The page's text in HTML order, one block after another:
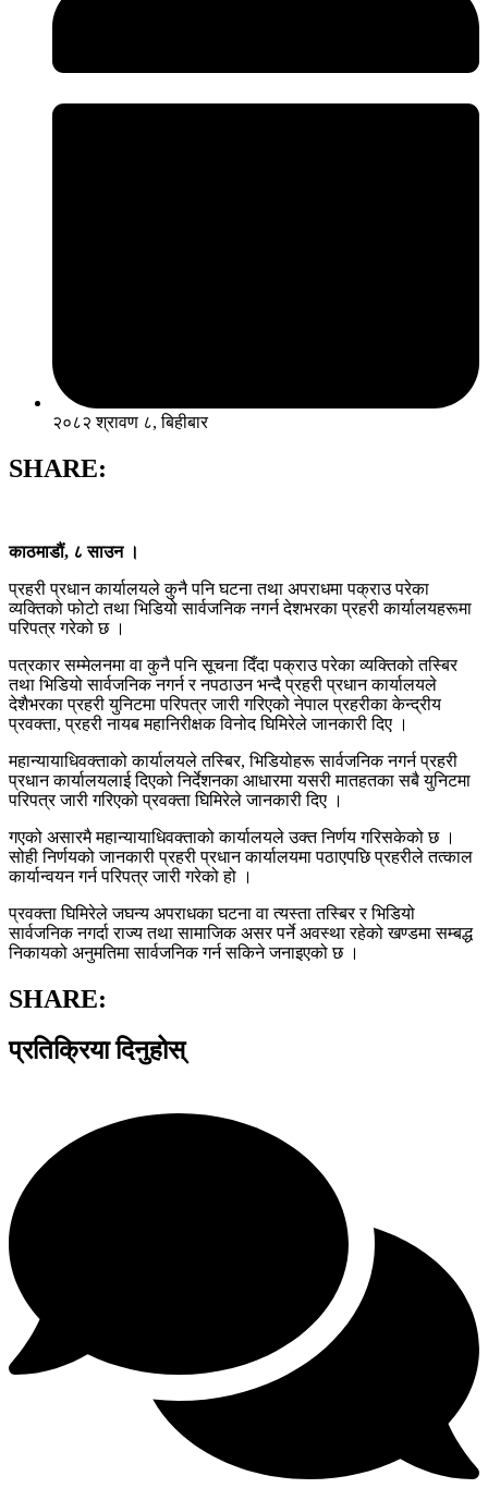
२०८२ श्रावण ८, बिहीबार
SHARE:
काठमाडौं, ८ साउन ।
प्रहरी प्रधान कार्यालयले कुनै पनि घटना तथा अपराधमा पक्राउ परेका
व्यक्तिको फोटो तथा भिडियो सार्वजनिक नगर्न देशभरका प्रहरी कार्यालयहरूमा
परिपत्र गरेको छ ।
पत्रकार सम्मेलनमा वा कुनै पनि सूचना दिँदा पक्राउ परेका व्यक्तिको तस्बिर
तथा भिडियो सार्वजनिक नगर्न र नपठाउन भन्दै प्रहरी प्रधान कार्यालयले
देशैभरका प्रहरी युनिटमा परिपत्र जारी गरिएको नेपाल प्रहरीका केन्द्रीय
प्रवक्ता, प्रहरी नायब महानिरीक्षक विनोद घिमिरेले जानकारी दिए ।
महान्यायाधिवक्ताको कार्यालयले तस्बिर, भिडियोहरू सार्वजनिक नगर्न प्रहरी
प्रधान कार्यालयलाई दिएको निर्देशनका आधारमा यसरी मातहतका सबै युनिटमा
परिपत्र जारी गरिएको प्रवक्ता घिमिरेले जानकारी दिए ।
गएको असारमै महान्यायाधिवक्ताको कार्यालयले उक्त निर्णय गरिसकेको छ ।
सोही निर्णयको जानकारी प्रहरी प्रधान कार्यालयमा पठाएपछि प्रहरीले तत्काल
कार्यान्वयन गर्न परिपत्र जारी गरेको हो ।
प्रवक्ता घिमिरेले जघन्य अपराधका घटना वा त्यस्ता तस्बिर र भिडियो
सार्वजनिक नगर्दा राज्य तथा सामाजिक असर पर्ने अवस्था रहेको खण्डमा सम्बद्ध
निकायको अनुमतिमा सार्वजनिक गर्न सकिने जनाइएको छ ।
SHARE:
प्रतिक्रिया दिनुहोस्